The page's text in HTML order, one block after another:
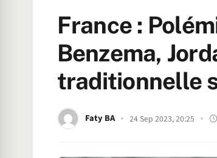
France :
Benzema,
traditionnelle
Faty BA 24 Sep 2023, 20:25